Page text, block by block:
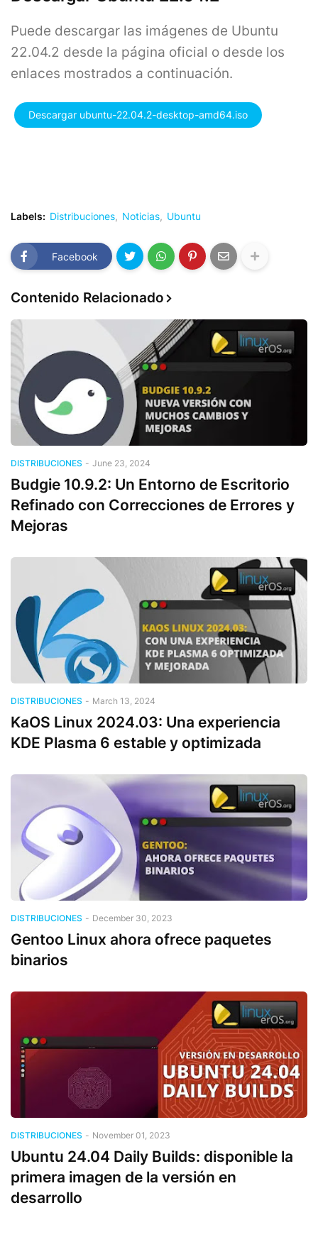
Puede descargar las imágenes de Ubuntu
22.04.2 desde la página oficial o desde los
enlaces mostrados a continuación.
Descargar ubuntu-22.04.2-desktop-amd64.iso
Labels: Distribuciones Noticias Ubuntu
Facebook
Contenido Relacionado
DISTRIBUCIONES - June 23, 2024
Budgie 10.9.2: Un Entorno de Escritorio
Refinado con Correcciones de Errores y
Mejoras
DISTRIBUCIONES - March 13, 2024
KaOS Linux 2024.03: Una experiencia
KDE Plasma 6 estable y optimizada
DISTRIBUCIONES - December 30, 2023
Gentoo Linux ahora ofrece paquetes
binarios
DISTRIBUCIONES - November 01, 2023
Ubuntu 24.04 Daily Builds: disponible la
primera imagen de la versión en
desarrollo